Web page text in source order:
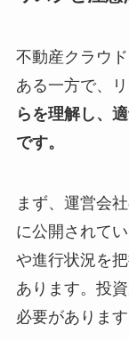
不動産クラウ
ある一方で、
らを理解し、
です。
まず、運営会
に公開されて
や進行状況を
あります。投
必要があります